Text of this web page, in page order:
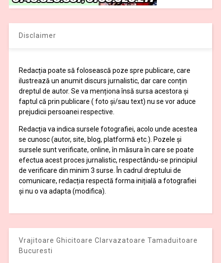
Disclaimer
Redacția poate să folosească poze spre publicare, care
ilustrează un anumit discurs jurnalistic, dar care conțin
dreptul de autor. Se va menționa însă sursa acestora și
faptul că prin publicare ( foto și/sau text) nu se vor aduce
prejudicii persoanei respective.
Redacția va indica sursele fotografiei, acolo unde acestea
se cunosc (autor, site, blog, platformă etc.). Pozele și
sursele sunt verificate, online, în măsura în care se poate
efectua acest proces jurnalistic, respectându-se principiul
de verificare din minim 3 surse. În cadrul dreptului de
comunicare, redacția respectă forma inițială a fotografiei
și nu o va adapta (modifica).
Vrajitoare Ghicitoare Clarvazatoare Tamaduitoare
Bucuresti